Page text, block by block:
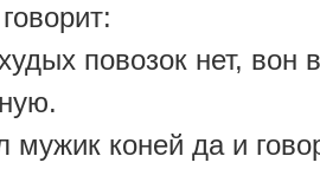
повозок нет, вон
мужик коней да и